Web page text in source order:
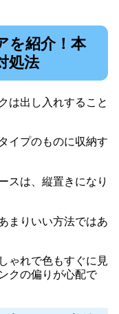
を紹介！本
処法
は出し入れすること
イプのものに収納す
スは、縦置きになり
まりいい方法ではあ
ゃれで色もすぐに見
クの偏りが心配で